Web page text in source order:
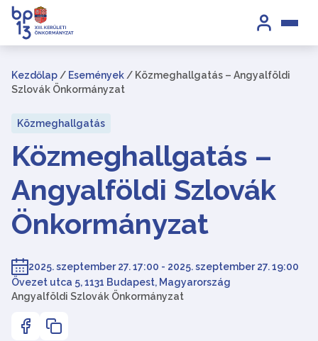
Kezdőlap / Események / Közmeghallgatás – Angyalföldi
Szlovák Önkormányzat
Közmeghallgatás
Közmeghallgatás –
Angyalföldi Szlovák
Önkormányzat
2025. szeptember 27. 17:00 - 2025. szeptember 27. 19:00
Övezet utca 5, 1131 Budapest, Magyarország
Angyalföldi Szlovák Önkormányzat